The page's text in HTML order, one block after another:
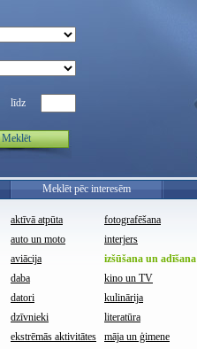
līdz
Meklēt
Meklēt pēc interesēm
aktīvā atpūta
auto un moto
aviācija
daba
datori
dzīvnieki
ekstrēmās aktivitātes
fotografēšana
interjers
izšūšana un adīšana
kino un TV
kulinārija
literatūra
māja un ģimene